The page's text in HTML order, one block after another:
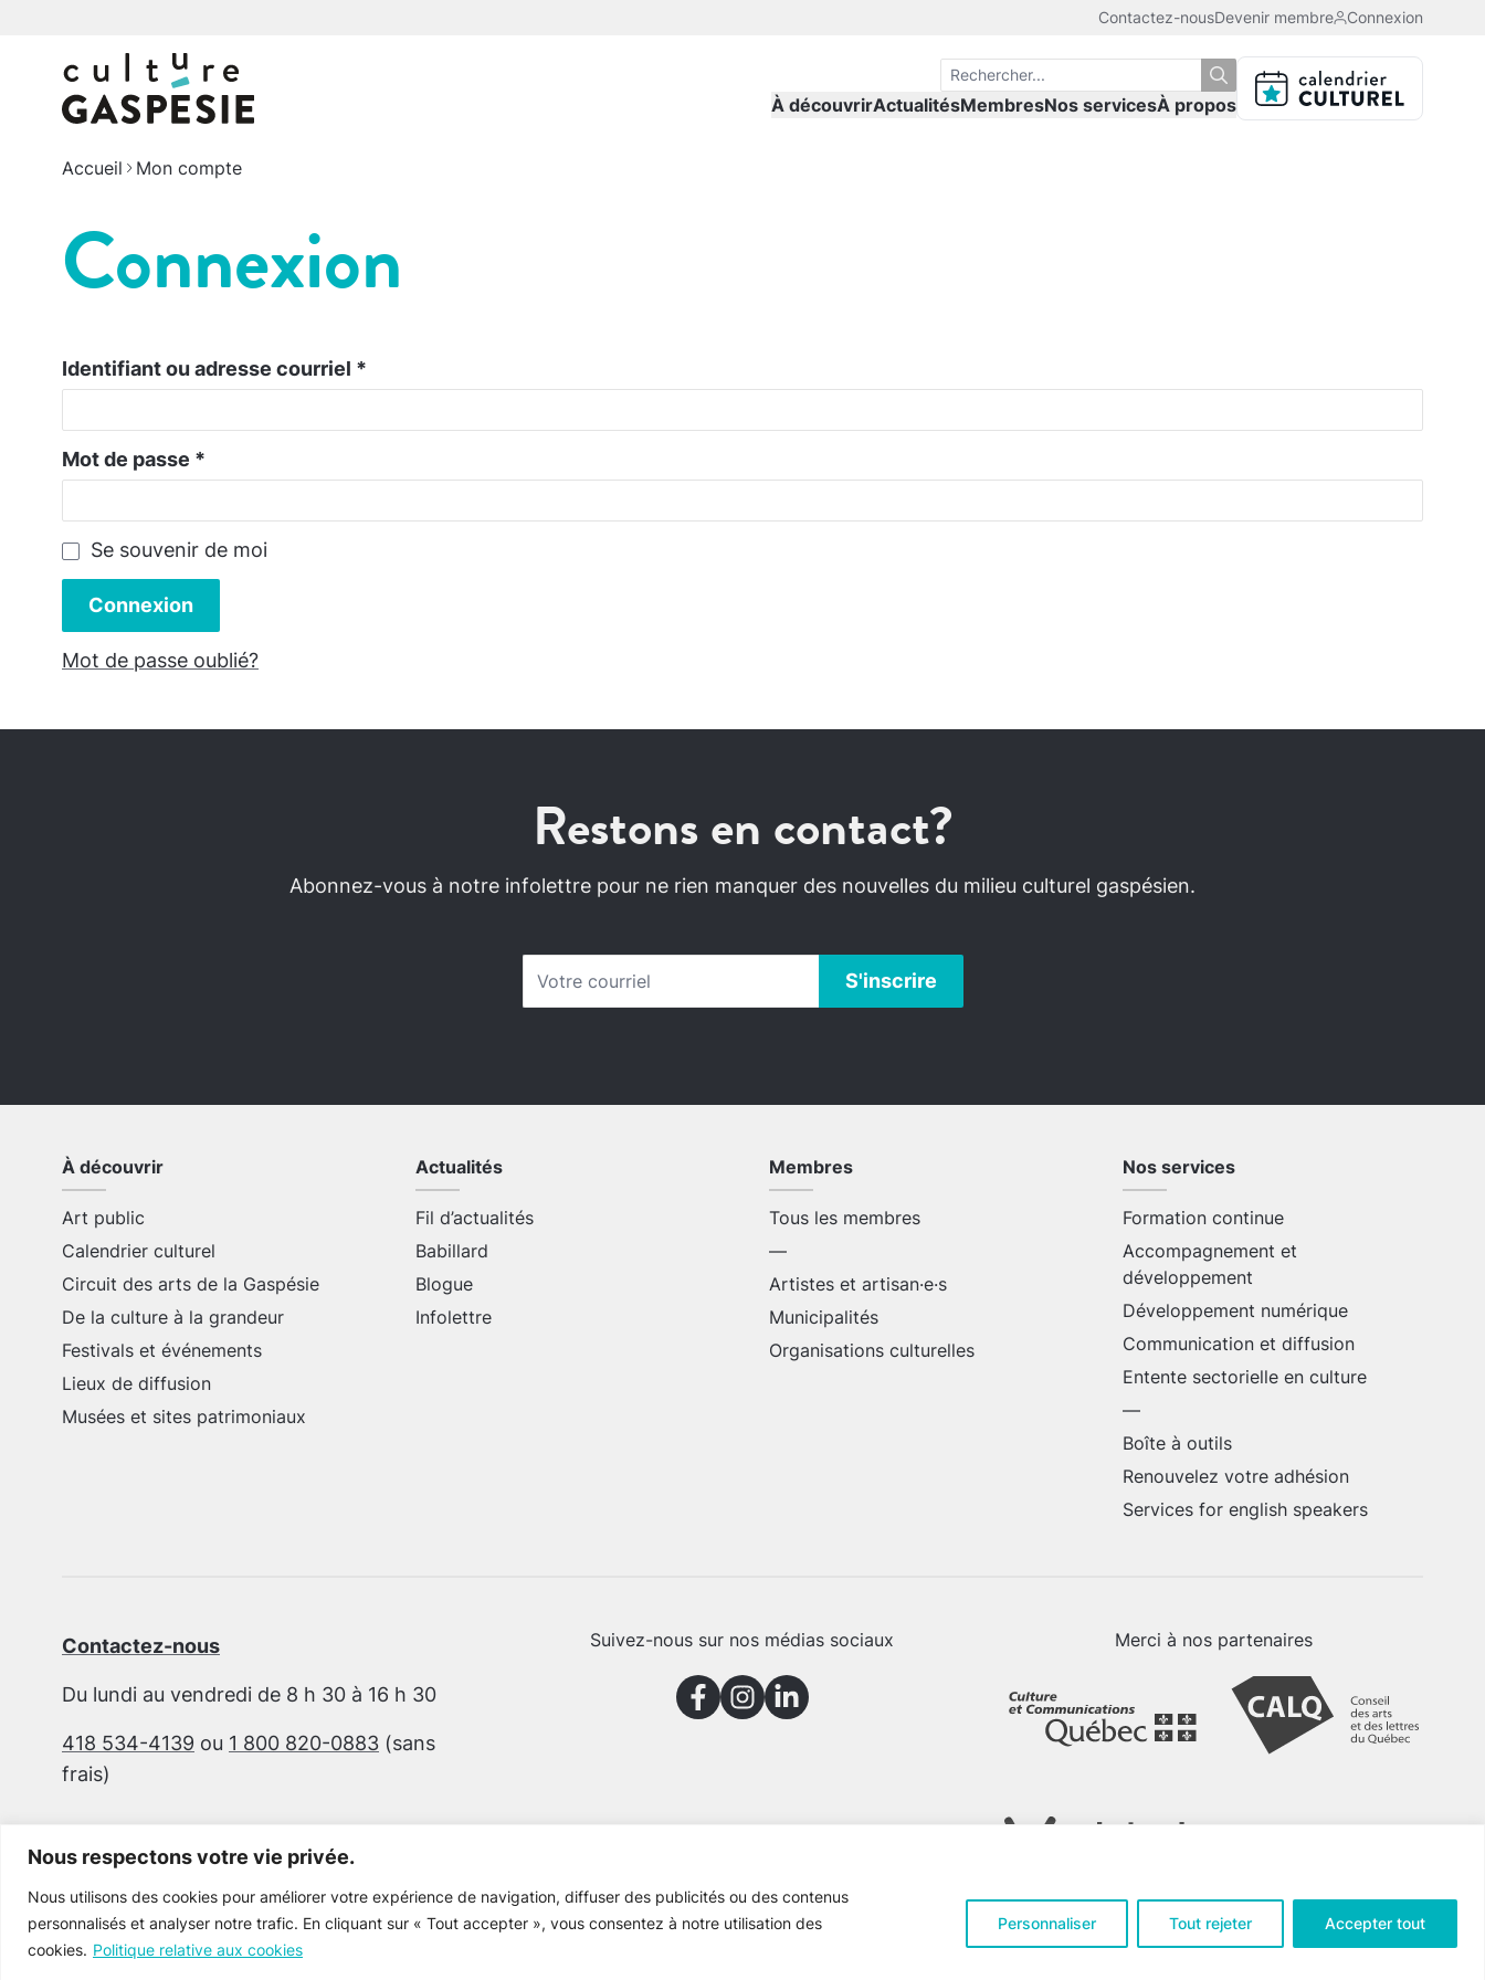
Nous respectons votre vie privée.
Nous utilisons des cookies pour améliorer votre expérience de navigation, diffuser des publicités ou des contenus
personnalisés et analyser notre trafic. En cliquant sur « Tout accepter », vous consentez à notre utilisation des
cookies. Politique relative aux cookies
Personnaliser Tout rejeter Accepter tout
Contactez-nousDevenir membre Connexion
À découvrirActualitésMembresNos servicesÀ propos
Accueil Mon compte
Connexion
Identifiant ou adresse courriel *
Mot de passe *
Se souvenir de moi
Connexion
Mot de passe oublié?
Restons en contact?
Abonnez-vous à notre infolettre pour ne rien manquer des nouvelles du milieu culturel gaspésien.
À découvrir
Art public
Calendrier culturel
Circuit des arts de la Gaspésie
De la culture à la grandeur
Festivals et événements
Lieux de diffusion
Musées et sites patrimoniaux
Actualités
Fil d’actualités
Babillard
Blogue
Infolettre
Membres
Tous les membres
—
Artistes et artisan·e·s
Municipalités
Organisations culturelles
Nos services
Formation continue
Accompagnement et
développement
Développement numérique
Communication et diffusion
Entente sectorielle en culture
—
Boîte à outils
Renouvelez votre adhésion
Services for english speakers
Contactez-nous
Du lundi au vendredi de 8 h 30 à 16 h 30
418 534-4139 ou 1 800 820-0883 (sans
frais)
Suivez-nous sur nos médias sociaux Merci à nos partenaires